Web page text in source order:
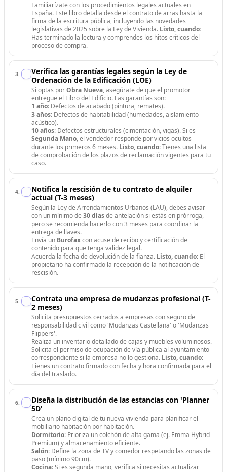
Familiarízate con los procedimientos legales actuales en
España. Este libro detalla desde el contrato de arras hasta la
firma de la escritura pública, incluyendo las novedades
legislativas de 2025 sobre la Ley de Vivienda. Listo, cuando:
Has terminado la lectura y comprendes los hitos críticos del
proceso de compra.
3.
Verifica las garantías legales según la Ley de
Ordenación de la Edificación (LOE)
Si optas porObra Nueva, asegúrate de que el promotor
entregue el Libro del Edificio. Las garantías son:
1 año: Defectos de acabado (pintura, remates).
3 años: Defectos de habitabilidad (humedades, aislamiento
acústico).
10 años: Defectos estructurales (cimentación, vigas). Si es
Segunda Mano, el vendedor responde por vicios ocultos
durante los primeros 6 meses. Listo, cuando:Tienes una lista
de comprobación de los plazos de reclamación vigentes para tu
caso.
4.
Notifica la rescisión de tu contrato de alquiler
actual (T-3 meses)
Según la Ley de Arrendamientos Urbanos (LAU), debes avisar
con un mínimo de 30 díasde antelación si estás en prórroga,
pero se recomienda hacerlo con 3 meses para coordinar la
entrega de llaves.
Envía un Burofaxcon acuse de recibo y certificación de
contenido para que tenga validez legal.
Acuerda la fecha de devolución de la fianza. Listo, cuando: El
propietario ha confirmado la recepción de la notificación de
rescisión.
5.
Contrata una empresa de mudanzas profesional (T-
2 meses)
Solicita presupuestos cerrados a empresas con seguro de
responsabilidad civil como 'Mudanzas Castellana' o 'Mudanzas
Flippers'.
Realiza un inventario detallado de cajas y muebles voluminosos.
Solicita el permiso de ocupación de vía pública al ayuntamiento
correspondiente si la empresa no lo gestiona. Listo, cuando:
Tienes un contrato firmado con fecha y hora confirmada para el
día del traslado.
6.
Diseña la distribución de las estancias con 'Planner
5D'
Crea un plano digital de tu nueva vivienda para planificar el
mobiliario habitación por habitación.
Dormitorio: Prioriza un colchón de alta gama (ej. Emma Hybrid
Premium) y almacenamiento eficiente.
Salón: Define la zona de TV y comedor respetando las zonas de
paso (mínimo 90cm).
Cocina: Si es segunda mano, verifica si necesitas actualizar